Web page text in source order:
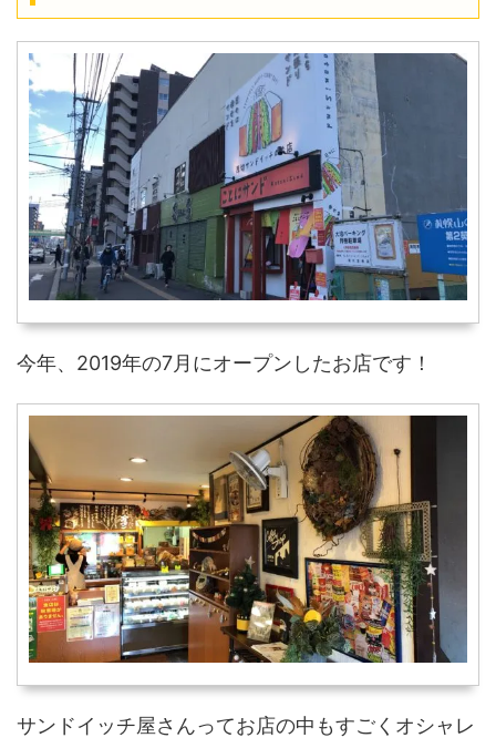
今年、2019年の7月にオープンしたお店です！
サンドイッチ屋さんってお店の中もすごくオシャレ